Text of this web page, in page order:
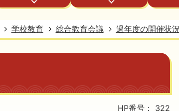
学校教育 総合教育会議 過年度の開催状況
HP番号：
322